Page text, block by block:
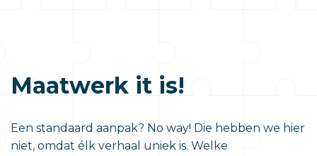
Maatwerk it is!
Een standaard aanpak? No way! Die hebben we hier
niet, omdat élk verhaal uniek is. Welke